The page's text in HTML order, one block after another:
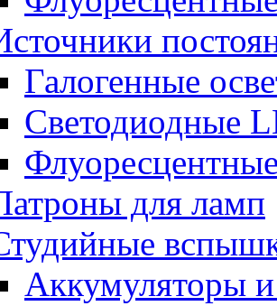
Галогенные
Светодиодные
для ламп
Аккумуляторы